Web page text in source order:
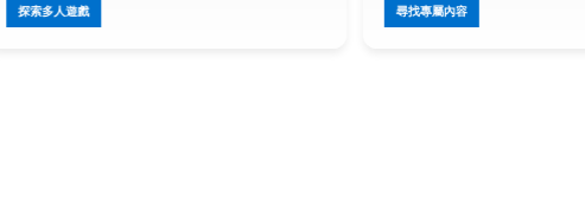
探索多人遊戲 尋找專屬內容